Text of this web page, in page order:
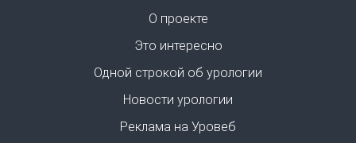
О проекте
Это интересно
Одной строкой об урологии
Новости урологии
Реклама на Уровеб